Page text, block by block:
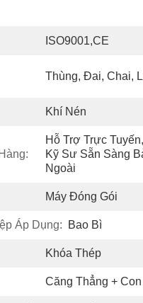
ISO9001,CE
Thùng, Đai, Chai,
Khí Nén
Hỗ Trợ Trực
Kỹ Sư Sẵn Sàng
Ngoài
Máy Đóng Gói
Áp Dụng: Bao Bì
Khóa Thép
Căng Thẳng +